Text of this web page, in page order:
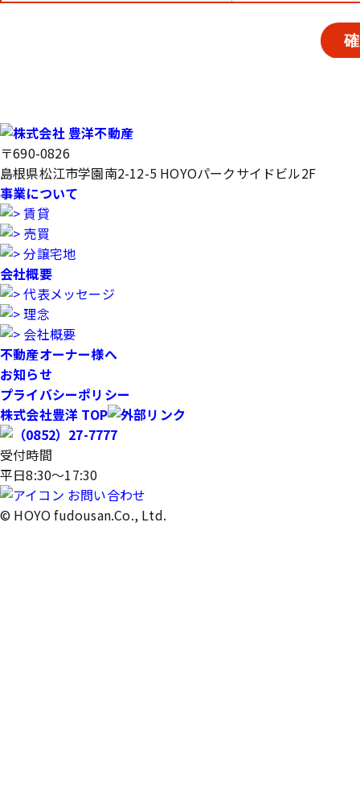
〒690-0826
島根県松江市学園南2-12-5 HOYOパークサイドビル2F
事業について
賃貸
売買
分譲宅地
会社概要
代表メッセージ
理念
会社概要
不動産オーナー様へ
お知らせ
プライバシーポリシー
株式会社豊洋 TOP
受付時間
平日8:30～17:30
お問い合わせ
© HOYO fudousan.Co., Ltd.